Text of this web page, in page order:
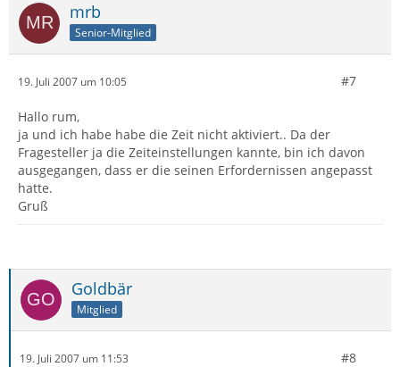
mrb
Senior-Mitglied
19. Juli 2007 um 10:05 #7
Hallo rum,
ja und ich habe habe die Zeit nicht aktiviert.. Da der
Fragesteller ja die Zeiteinstellungen kannte, bin ich davon
ausgegangen, dass er die seinen Erfordernissen angepasst
hatte.
Gruß
Goldbär
Mitglied
19. Juli 2007 um 11:53 #8